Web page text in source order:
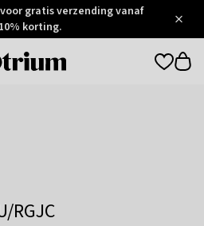
voor gratis verzending vanaf
korting.
Otrium
RGJC